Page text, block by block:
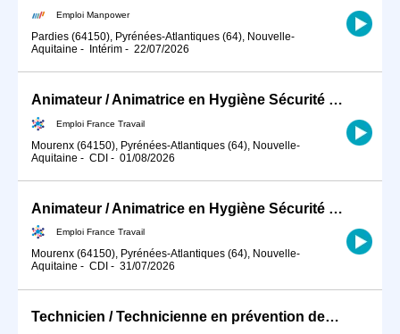
Emploi Manpower
Pardies (64150), Pyrénées-Atlantiques (64), Nouvelle-
Aquitaine - Intérim - 22/07/2026
Animateur / Animatrice en Hygiène Sécurité Environnement (HSE) (H/F)
Emploi France Travail
Mourenx (64150), Pyrénées-Atlantiques (64), Nouvelle-
Aquitaine - CDI - 01/08/2026
Animateur / Animatrice en Hygiène Sécurité Environnement (HSE) (H/F)
Emploi France Travail
Mourenx (64150), Pyrénées-Atlantiques (64), Nouvelle-
Aquitaine - CDI - 31/07/2026
Technicien / Technicienne en prévention des risques industriels (H/F)